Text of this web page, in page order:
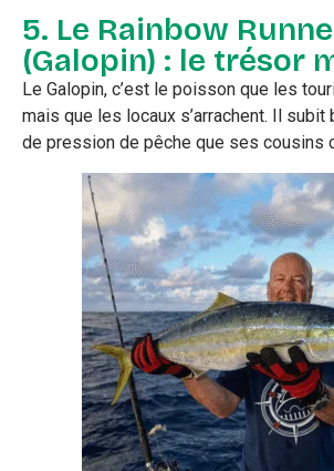
5. Le Rainbow
(Galopin) : le trésor
Le Galopin, c’est le poisson que les
mais que les locaux s’arrachent. Il subit
de pression de pêche que ses cousins